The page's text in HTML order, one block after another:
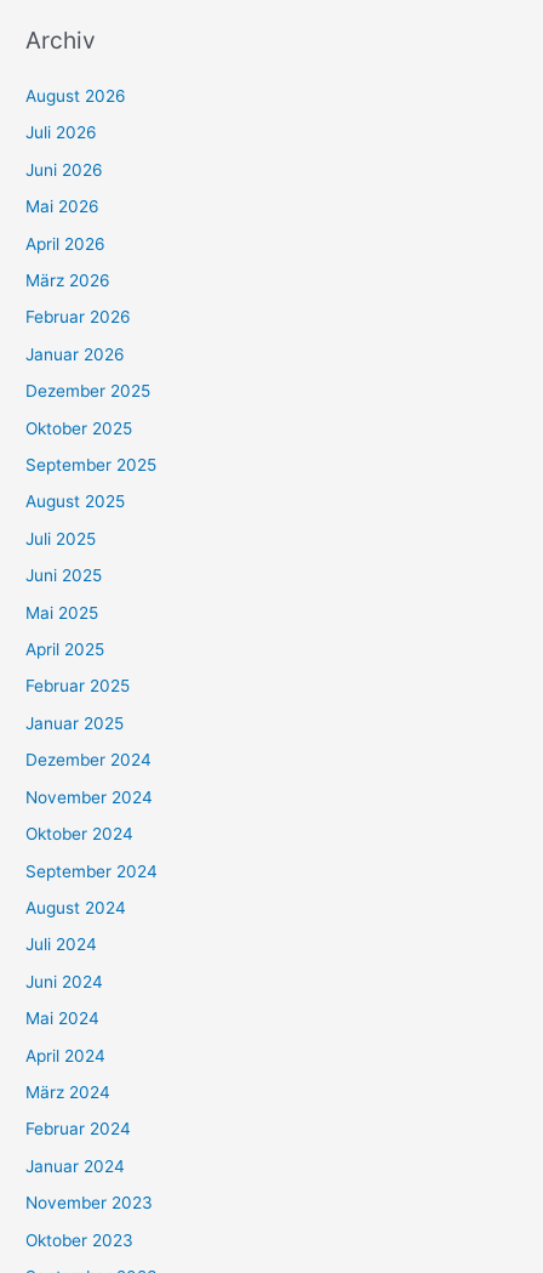
Archiv
August 2026
Juli 2026
Juni 2026
Mai 2026
April 2026
März 2026
Februar 2026
Januar 2026
Dezember 2025
Oktober 2025
September 2025
August 2025
Juli 2025
Juni 2025
Mai 2025
April 2025
Februar 2025
Januar 2025
Dezember 2024
November 2024
Oktober 2024
September 2024
August 2024
Juli 2024
Juni 2024
Mai 2024
April 2024
März 2024
Februar 2024
Januar 2024
November 2023
Oktober 2023